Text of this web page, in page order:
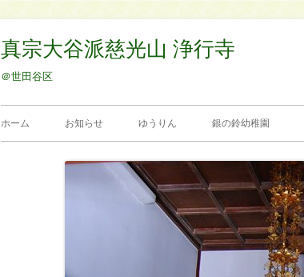
真宗大谷派慈光山 浄行寺
＠世田谷区
メ
ホーム お知らせ ゆうりん 銀の鈴幼稚園